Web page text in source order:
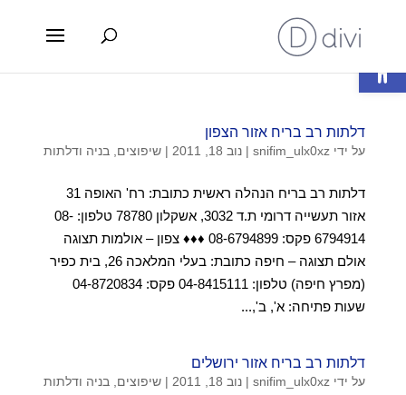
דלתות רב בריח אזור הצפון
על ידי snifim_ulx0xz
| נוב 18, 2011 | שיפוצים, בניה ודלתות
דלתות רב בריח הנהלה ראשית כתובת: רח' האופה 31
אזור תעשייה דרומי ת.ד 3032, אשקלון 78780 טלפון: 08-
6794914 פקס: 08-6794899 ♦♦♦ צפון – אולמות תצוגה
אולם תצוגה – חיפה כתובת: בעלי המלאכה 26, בית כפיר
(מפרץ חיפה) טלפון: 04-8415111 פקס: 04-8720834
שעות פתיחה: א', ב',...
דלתות רב בריח אזור ירושלים
על ידי snifim_ulx0xz
| נוב 18, 2011 | שיפוצים, בניה ודלתות
פתח סרגל נגישות